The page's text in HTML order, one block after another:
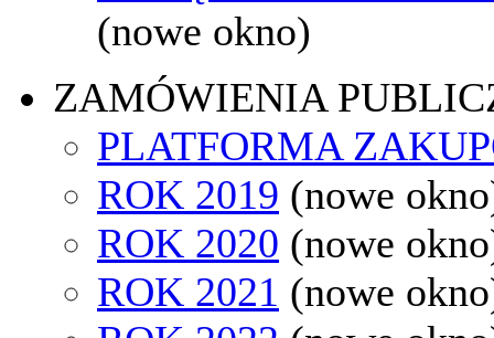
(nowe okno)
ZAMÓWIENIA
PLATFORMA
ROK 2019 (nowe
ROK 2020 (nowe
ROK 2021 (nowe